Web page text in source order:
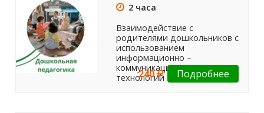
2 часа
Взаимодействие с
родителями дошкольников с
использованием
информационно –
коммуникационных
технологий
240 Подробнее